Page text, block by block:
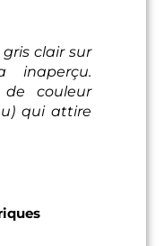
clair sur
inaperçu.
couleur
qui attire